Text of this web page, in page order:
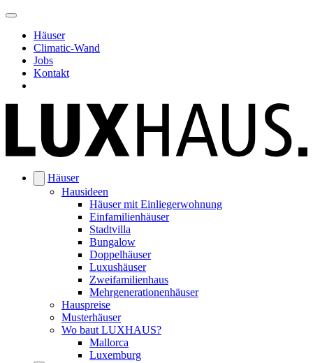
Häuser
Climatic-Wand
Jobs
Kontakt
Häuser
Hausideen
Häuser mit Einliegerwohnung
Einfamilienhäuser
Stadtvilla
Bungalow
Doppelhäuser
Luxushäuser
Zweifamilienhaus
Mehrgenerationenhäuser
Hauspreise
Musterhäuser
Wo baut LUXHAUS?
Mallorca
Luxemburg